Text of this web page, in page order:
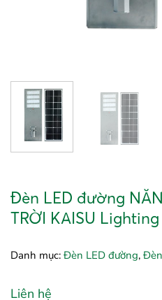
Đèn LED đường
TRỜI KAISU
Danh mục: Đèn LED đường,
Liên hệ